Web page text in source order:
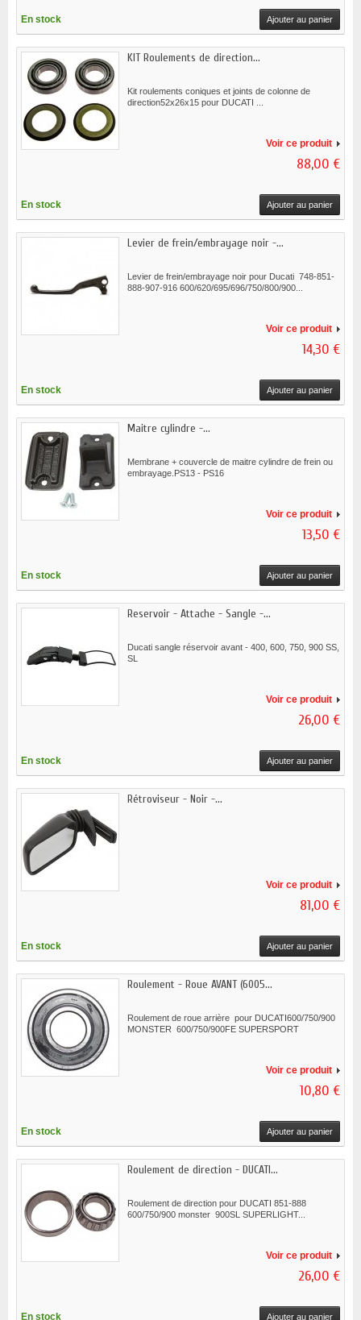
En stock Ajouter au panier
KIT Roulements de direction...
Kit roulements coniques et joints de colonne de
direction52x26x15 pour DUCATI ...
Voir ce produit
88,00 €
En stock Ajouter au panier
Levier de frein/embrayage noir -...
Levier de frein/embrayage noir pour Ducati 748-851-
888-907-916 600/620/695/696/750/800/900...
Voir ce produit
14,30 €
En stock Ajouter au panier
Maitre cylindre -...
Membrane + couvercle de maitre cylindre de frein ou
embrayage.PS13 - PS16
Voir ce produit
13,50 €
En stock Ajouter au panier
Reservoir - Attache - Sangle -...
Ducati sangle réservoir avant - 400, 600, 750, 900 SS,
SL
Voir ce produit
26,00 €
En stock Ajouter au panier
Rétroviseur - Noir -...
Voir ce produit
81,00 €
En stock Ajouter au panier
Roulement - Roue AVANT (6005...
Roulement de roue arrière pour DUCATI600/750/900
MONSTER 600/750/900FE SUPERSPORT
Voir ce produit
10,80 €
En stock Ajouter au panier
Roulement de direction - DUCATI...
Roulement de direction pour DUCATI 851-888
600/750/900 monster 900SL SUPERLIGHT...
Voir ce produit
26,00 €
En stock Ajouter au panier